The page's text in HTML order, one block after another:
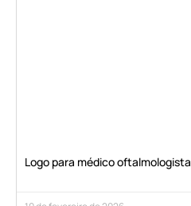
Logo para médico oftalmologista